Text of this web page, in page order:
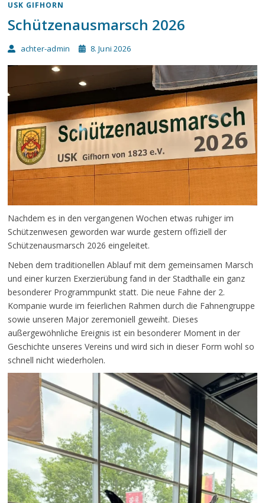
USK GIFHORN
Schützenausmarsch 2026
achter-admin 8. Juni 2026
Nachdem es in den vergangenen Wochen etwas ruhiger im
Schützenwesen geworden war wurde gestern offiziell der
Schützenausmarsch 2026 eingeleitet.
Neben dem traditionellen Ablauf mit dem gemeinsamen Marsch
und einer kurzen Exerzierübung fand in der Stadthalle ein ganz
besonderer Programmpunkt statt. Die neue Fahne der 2.
Kompanie wurde im feierlichen Rahmen durch die Fahnengruppe
sowie unseren Major zeremoniell geweiht. Dieses
außergewöhnliche Ereignis ist ein besonderer Moment in der
Geschichte unseres Vereins und wird sich in dieser Form wohl so
schnell nicht wiederholen.